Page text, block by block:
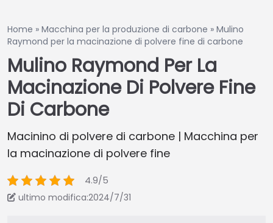
Home » Macchina per la produzione di carbone » Mulino
Raymond per la macinazione di polvere fine di carbone
Mulino Raymond Per La
Macinazione Di Polvere Fine
Di Carbone
Macinino di polvere di carbone | Macchina per
la macinazione di polvere fine
4.9/5
ultimo modifica:2024/7/31